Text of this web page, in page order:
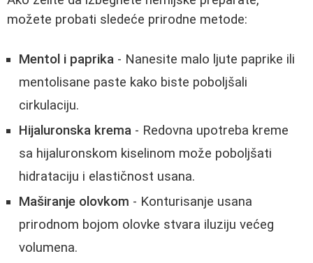
možete probati sledeće prirodne metode:
Mentol i paprika - Nanesite malo ljute paprike ili
mentolisane paste kako biste poboljšali
cirkulaciju.
Hijaluronska krema - Redovna upotreba kreme
sa hijaluronskom kiselinom može poboljšati
hidrataciju i elastičnost usana.
Maširanje olovkom - Konturisanje usana
prirodnom bojom olovke stvara iluziju većeg
volumena.